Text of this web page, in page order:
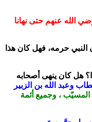
الله عنهم حتى نهانا
حرمه، فهل كان هذا
هل كان ينهى أصحابه
وعبد الله بن الزبير
، وجميع أئمة